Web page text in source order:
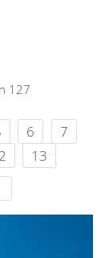
127
6
7
13